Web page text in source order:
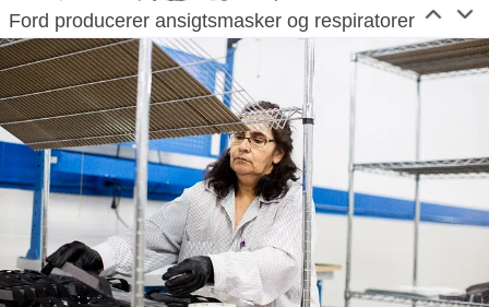
Ford producerer ansigtsmasker og respiratorer